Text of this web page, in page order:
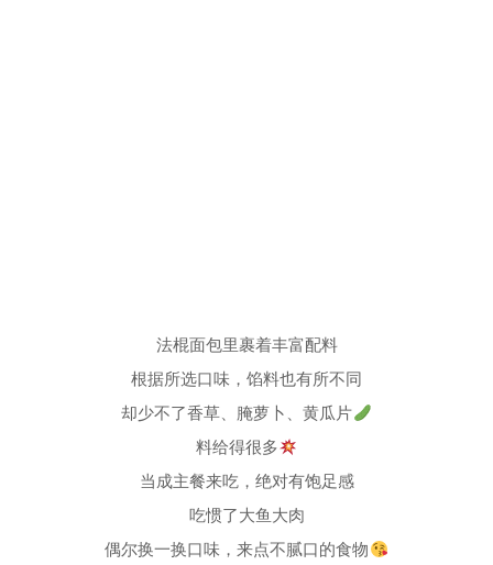
法棍面包里裹着丰富配料
根据所选口味，馅料也有所不同
却少不了香草、腌萝卜、黄瓜片
料给得很多
当成主餐来吃，绝对有饱足感
吃惯了大鱼大肉
偶尔换一换口味，来点不腻口的食物